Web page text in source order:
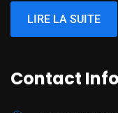
LIRE LA SUITE
Contact Info